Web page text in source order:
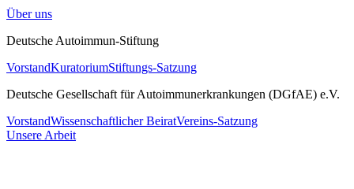
Über uns
Deutsche Autoimmun-Stiftung
VorstandKuratoriumStiftungs-Satzung
Deutsche Gesellschaft für Autoimmunerkrankungen (DGfAE) e.V.
VorstandWissenschaftlicher BeiratVereins-Satzung
Unsere Arbeit